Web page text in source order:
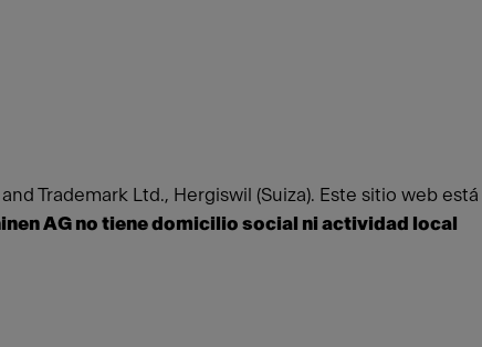
Trademark Ltd., Hergiswil (Suiza). Este sitio web está
AG no tiene domicilio social ni actividad local